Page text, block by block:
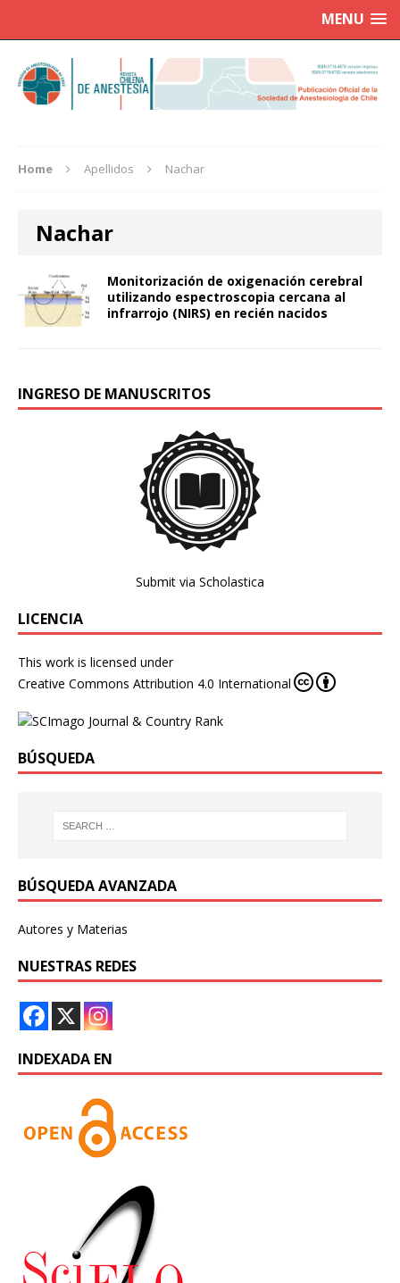
MENU
Home Apellidos Nachar
Nachar
Monitorización de oxigenación cerebral
utilizando espectroscopia cercana al
infrarrojo (NIRS) en recién nacidos
INGRESO DE MANUSCRITOS
Submit via Scholastica
LICENCIA
This work is licensed under
Creative Commons Attribution 4.0 International
BÚSQUEDA
BÚSQUEDA AVANZADA
Autores y Materias
NUESTRAS REDES
INDEXADA EN